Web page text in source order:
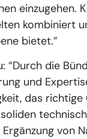
einzugehen.
kombiniert
bietet.”
“Durch die
und
das
von